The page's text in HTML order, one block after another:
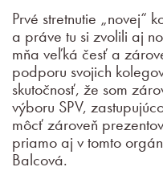
Prvé stretnutie „novej“
a práve tu si zvolili aj
mňa veľká česť a
podporu svojich
skutočnosť, že som
výboru SPV,
môcť zároveň
priamo aj v tomto
Balcová.